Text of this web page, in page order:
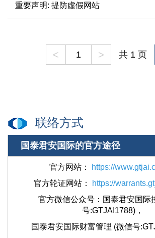
重要声明: 提防虛假网站
< > 共 1 页
联络方式
国泰君安国际的官方途径
官方网站：
https://
官方轮证网站：
https://
官方微信公众号：国泰君安国际
号:GTJAI1788)，
国泰君安国际财富管理 (微信号